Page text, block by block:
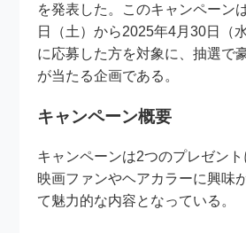
を発表した。このキャンペーン
日（土）から2025年4月30日（
に応募した方を対象に、抽選で
が当たる企画である。
キャンペーン概要
キャンペーンは2つのプレゼント
映画ファンやヘアカラーに興味
て魅力的な内容となっている。